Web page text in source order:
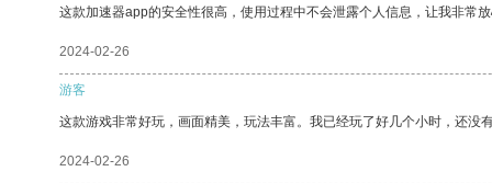
这款加速器app的安全性很高，使用过程中不会泄露个人信息，让我非常
2024-02-26
游客
这款游戏非常好玩，画面精美，玩法丰富。我已经玩了好几个小时，还没
2024-02-26